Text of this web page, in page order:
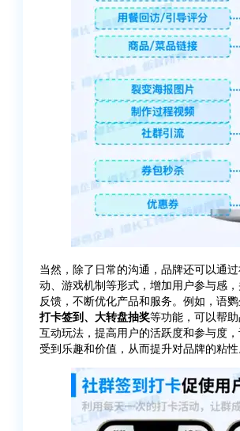
当然，除了日常的沟通，品牌还可以通
动、游戏机制等形式，增加用户参与感
反馈，不断优化产品和服务。例如，语
打卡签到、大转盘抽奖等功能，可以帮
互动玩法，提高用户的活跃度和参与度
受到乐趣和价值，从而提升对品牌的粘性